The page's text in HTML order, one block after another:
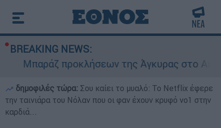
BREAKING NEWS:
Μπαράζ προκλήσεων της Άγκυρας στο
δημοφιλές τώρα: Σου καίει το μυαλό: Το Netflix έφερε
την ταινιάρα του Νόλαν που οι φαν έχουν κρυφό νο1 στην
καρδιά...